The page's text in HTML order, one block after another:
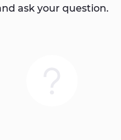
ask your question.